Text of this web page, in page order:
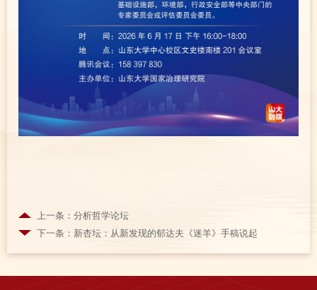
上一条：分析哲学论坛
下一条：新杏坛：从新发现的郁达夫《迷羊》手稿说起